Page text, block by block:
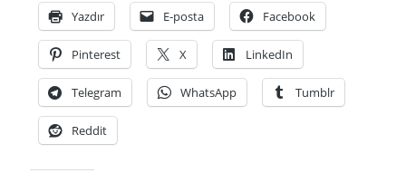
Kategoriler
Kategoriler
Yazdır E-posta Facebook
Pinterest X LinkedIn
Telegram WhatsApp Tumblr
Reddit